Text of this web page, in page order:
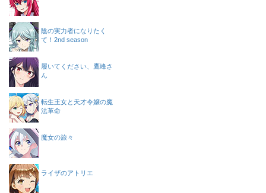
陰の実力者になりたく
て！2nd season
履いてください、鷹峰さ
ん
転生王女と天才令嬢の魔
法革命
魔女の旅々
ライザのアトリエ